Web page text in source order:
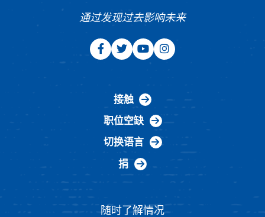
通过发现过去影响未来
接触
职位空缺
切换语言
捐
随时了解情况